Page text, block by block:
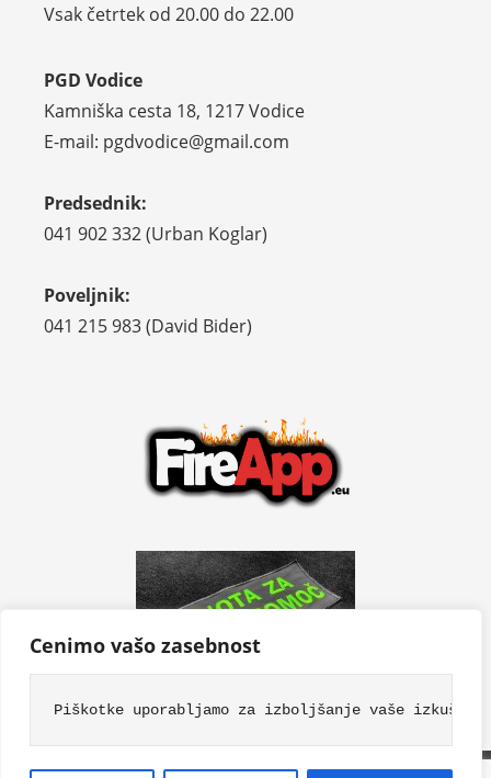
Cenimo vašo zasebnost
Piškotke uporabljamo za izboljšanje vaše
Vsak četrtek od 20.00 do 22.00
PGD Vodice
Kamniška cesta 18, 1217 Vodice
E-mail: pgdvodice@gmail.com
Predsednik:
041 902 332 (Urban Koglar)
Poveljnik:
041 215 983 (David Bider)